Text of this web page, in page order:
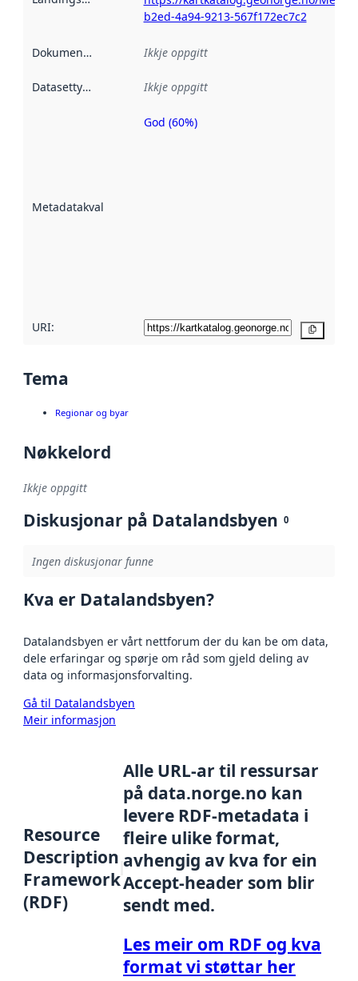
b2ed-4a94-9213-567f172ec7c2
Dokumentasjon Ikkje oppgitt
Datasettype Ikkje oppgitt
Metadatakvalitet
Metadatakvalitet
God (60%)
URI:
Tema
Regionar og byar
Nøkkelord
Ikkje oppgitt
Diskusjonar på Datalandsbyen 0
Ingen diskusjonar funne
Kva er Datalandsbyen?
Datalandsbyen er vårt nettforum der du kan be om data,
dele erfaringar og spørje om råd som gjeld deling av
data og informasjonsforvalting.
Gå til Datalandsbyen
Meir informasjon
Resource
Description
Framework
(RDF)
Alle URL-ar til ressursar
på data.norge.no kan
levere RDF-metadata i
fleire ulike format,
avhengig av kva for ein
Accept-header som blir
sendt med.
Les meir om RDF og kva
format vi støttar her